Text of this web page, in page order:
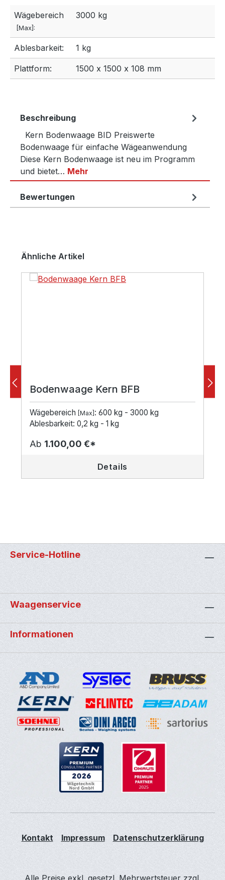
Wägebereich
[Max]:
3000 kg
Ablesbarkeit: 1 kg
Plattform: 1500 x 1500 x 108 mm
Beschreibung
Kern Bodenwaage BID Preiswerte
Bodenwaage für einfache Wägeanwendung
Diese Kern Bodenwaage ist neu im Programm
und bietet… Mehr
Bewertungen
Produktgalerie überspringen
Ähnliche Artikel
Bodenwaage Kern BFB
Wägebereich [Max] : 600 kg - 3000 kg
Ablesbarkeit: 0,2 kg - 1 kg
Ab 1.100,00 €*
Details
Service-Hotline
Waagenservice
Informationen
Kontakt Impressum Datenschutzerklärung
Alle Preise exkl. gesetzl. Mehrwertsteuer zzgl.